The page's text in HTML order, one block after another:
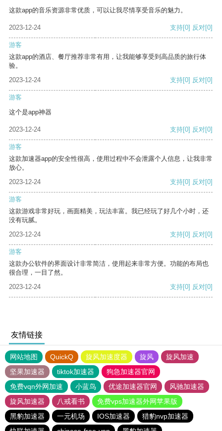
这款app的音乐资源非常优质，可以让我尽情享受音乐的魅力。
2023-12-24 支持[0] 反对[0]
游客
这款app的酒店、餐厅推荐非常有用，让我能够享受到高品质的旅行体
验。
2023-12-24
支持[0] 反对[0]
游客
这个是app神器
2023-12-24 支持[0] 反对[0]
游客
这款加速器app的安全性很高，使用过程中不会泄露个人信息，让我非常
放心。
2023-12-24
支持[0] 反对[0]
游客
这款游戏非常好玩，画面精美，玩法丰富。我已经玩了好几个小时，还
没有玩腻。
2023-12-24
支持[0] 反对[0]
游客
这款办公软件的界面设计非常简洁，使用起来非常方便。功能的布局也
很合理，一目了然。
2023-12-24
支持[0] 反对[0]
友情链接
网站地图 QuickQ 旋风加速度器 旋风
旋风加速
坚果加速器
tiktok加速器
狗急加速器官网
免费vqn外网加速
小蓝鸟 优途加速器官网
风驰加速器
旋风加速器
八戒看书
免费vps加速器外网苹果版
黑豹加速器
一元机场 IOS加速器
猎豹nvp加速器